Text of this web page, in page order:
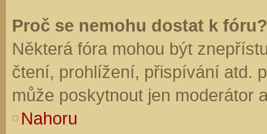
Proč se nemohu dostat k fóru?
Některá fóra mohou být
čtení, prohlížení, přispívání atd.
může poskytnout jen moderátor
Nahoru